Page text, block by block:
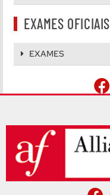
EXAMES OFICIAIS
EXAMES